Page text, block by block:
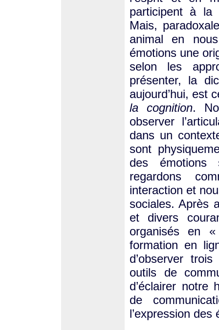
participent à la
Mais,
animal en
émotions une
selon les
présenter, la
aujourd’hui, est
la cognition.
observer
dans un
sont
des émotions
regardons
interaction et
sociales. Après
et divers
organisés en
formation en
d’observer
outils de
d’éclairer notre
de
l’expression des